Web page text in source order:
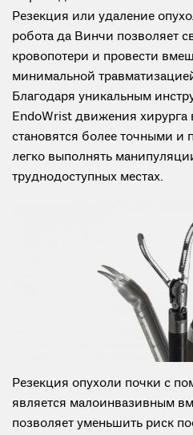
Резекция или удаление
робота да Винчи позволяет
кровопотери и провести
минимальной
Благодаря уникальным
EndoWrist движения хирурга
становятся более точными и
легко выполнять
труднодоступных местах.
Резекция опухоли почки с
является малоинвазивным
позволяет уменьшить риск